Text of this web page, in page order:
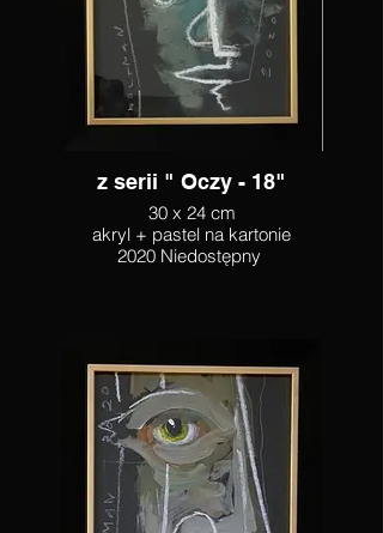
z serii " Oczy - 18"
30 x 24 cm
akryl + pastel na kartonie
2020 Niedostępny